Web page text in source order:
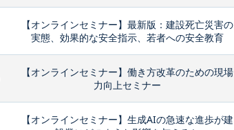
【オンラインセミナー】最新版：建設死亡災害の
実態、効果的な安全指示、若者への安全教育
【オンラインセミナー】働き方改革のための現場
力向上セミナー
【オンラインセミナー】生成AIの急速な進歩が建